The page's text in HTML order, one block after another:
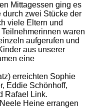
Mittagessen ging es
durch zwei Stücke der
viele Eltern und
waren
aufgerufen und
aus unserer
eine
erreichten Sophie
Eddie Schönhoff,
Rafael Link.
Heine errangen